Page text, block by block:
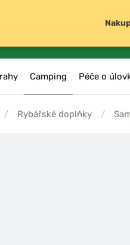
Camping Péče o
/ Rybářské doplňky /